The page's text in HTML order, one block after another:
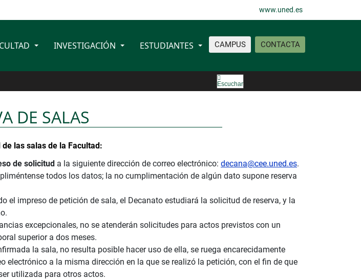
www.uned.es
CAMPUS CONTACTA
INVESTIGACIÓN ESTUDIANTES
Escuchar
DE SALAS
las salas de la Facultad:
de solicitud a la siguiente dirección de correo electrónico: decana@cee.uned.es.
todos los datos; la no cumplimentación de algún dato supone reserva
el impreso de petición de sala, el Decanato estudiará la solicitud de reserva, y la
excepcionales, no se atenderán solicitudes para actos previstos con un
superior a dos meses.
la sala, no resulta posible hacer uso de ella, se ruega encarecidamente
electrónico a la misma dirección en la que se realizó la petición, con el fin de que
utilizada para otros actos.